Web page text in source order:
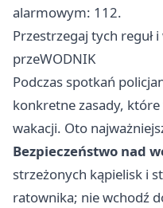
alarmowym: 112.
Przestrzegaj tych reguł
przeWODNIK
Podczas spotkań
konkretne zasady,
wakacji. Oto
Bezpieczeństwo nad
strzeżonych kąpielisk i
ratownika; nie wchodź